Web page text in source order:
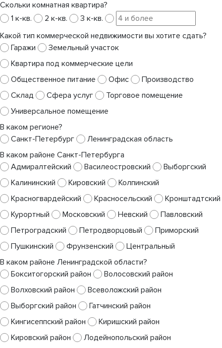
Скольки комнатная квартира?
1 к-кв.
2 к-кв.
3 к-кв.
Какой тип коммерческой недвижимости вы хотите сдать?
Гаражи
Земельный участок
Квартира под коммерческие цели
Общественное питание
Офис
Производство
Склад
Сфера услуг
Торговое помещение
Универсальное помещение
В каком регионе?
Санкт-Петербург
Ленинградская область
В каком районе Санкт-Петербурга
Адмиралтейский
Василеостровский
Выборгский
Калининский
Кировский
Колпинский
Красногвардейский
Красносельский
Кронштадтский
Курортный
Московский Невский
Павловский
Петроградский
Петродворцовый
Приморский
Пушкинский
Фрунзенский
Центральный
В каком районе Ленинградской области?
Бокситогорский район
Волосовский район
Волховский район
Всеволожский район
Выборгский район
Гатчинский район
Кингисеппский район
Киришский район
Кировский район
Лодейнопольский район